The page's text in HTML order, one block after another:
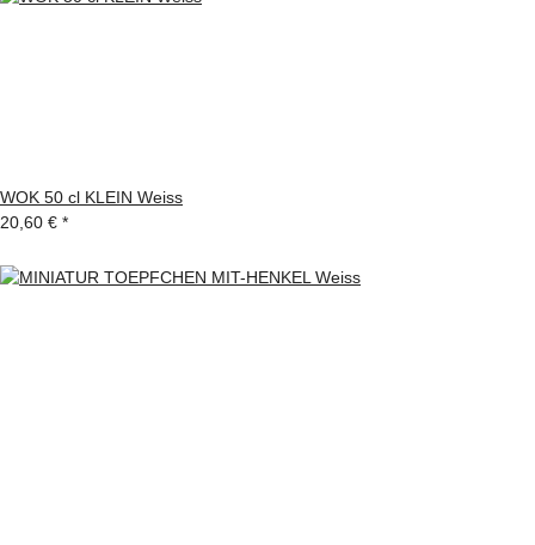
WOK 50 cl KLEIN Weiss
20,60 € *